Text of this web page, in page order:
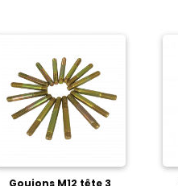
Goujons M12 tête 3